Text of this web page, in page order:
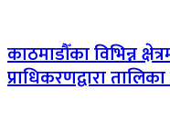
काठमाडौँका विभिन्न
प्राधिकरणद्वारा